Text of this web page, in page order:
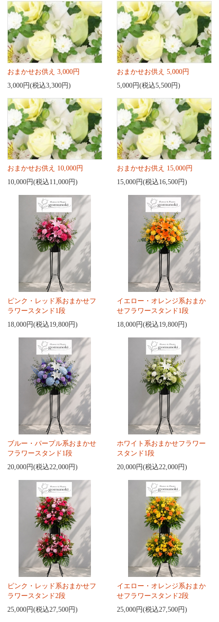
おまかせお供え 3,000円
3,000円(税込3,300円)
おまかせお供え 5,000円
5,000円(税込5,500円)
おまかせお供え 10,000円
10,000円(税込11,000円)
おまかせお供え 15,000円
15,000円(税込16,500円)
ピンク・レッド系おまかせフ
ラワースタンド1段
18,000円(税込19,800円)
イエロー・オレンジ系おまか
せフラワースタンド1段
18,000円(税込19,800円)
ブルー・パープル系おまかせ
フラワースタンド1段
20,000円(税込22,000円)
ホワイト系おまかせフラワー
スタンド1段
20,000円(税込22,000円)
ピンク・レッド系おまかせフ
ラワースタンド2段
25,000円(税込27,500円)
イエロー・オレンジ系おまか
せフラワースタンド2段
25,000円(税込27,500円)